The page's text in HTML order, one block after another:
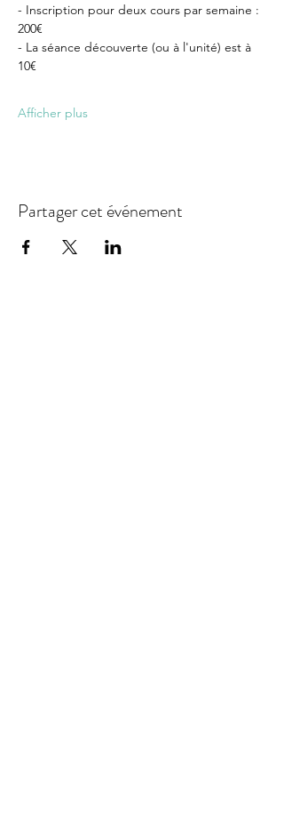
- Inscription pour deux cours par semaine :
200€
- La séance découverte (ou à l'unité) est à
10€
Afficher plus
Partager cet événement